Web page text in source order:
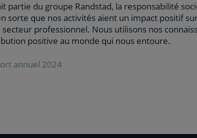
partie du groupe Randstad, la responsabilité
sorte que nos activités aient un impact positif
professionnel. Nous utilisons nos
positive au monde qui nous entoure.
annuel 2024